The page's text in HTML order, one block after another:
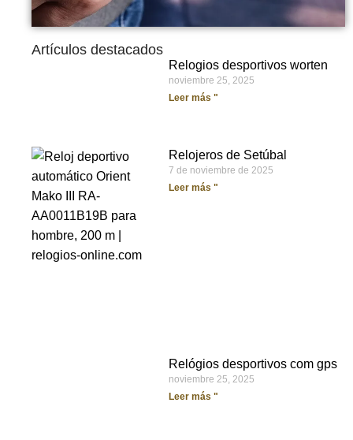
Artículos destacados
Relogios desportivos worten
noviembre 25, 2025
Leer más "
Relojeros de Setúbal
7 de noviembre de 2025
Leer más "
Relógios desportivos com gps
noviembre 25, 2025
Leer más "